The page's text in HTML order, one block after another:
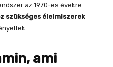
az 1970-es évekre
szükséges élelmiszerek
ami